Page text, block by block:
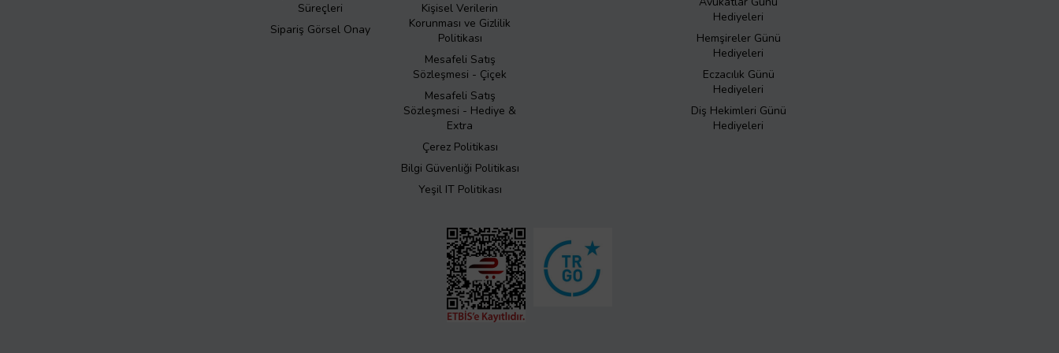
Süreçleri
Sipariş Görsel Onay
Kişisel Verilerin
Korunması ve Gizlilik
Politikası
Mesafeli Satış
Sözleşmesi - Çiçek
Mesafeli Satış
Sözleşmesi - Hediye &
Extra
Çerez Politikası
Bilgi Güvenliği Politikası
Yeşil IT Politikası
Hediyeleri
Hemşireler Günü
Hediyeleri
Eczacılık Günü
Hediyeleri
Diş Hekimleri Günü
Hediyeleri